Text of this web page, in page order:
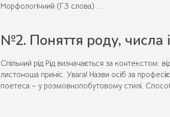
Морфологічний (ГЗ слова) ...
№2. Поняття роду, числа
Спільний рід Рід визначається за контекстом:
листоноша приніс. Увага! Назви осіб за
поетеса – у розмовнопобутовому стилі.